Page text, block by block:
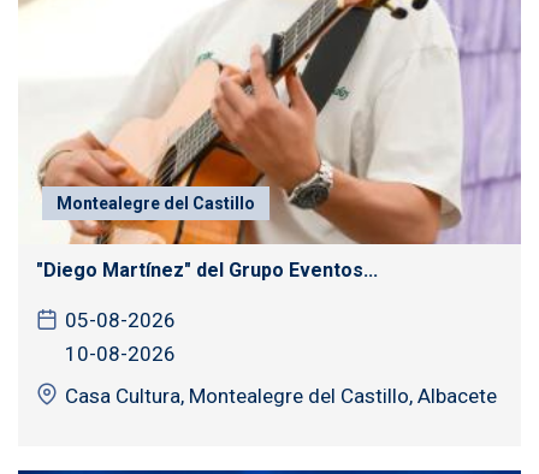
Montealegre del Castillo
"Diego Martínez" del Grupo Eventos...
05-08-2026
10-08-2026
Casa Cultura, Montealegre del Castillo, Albacete